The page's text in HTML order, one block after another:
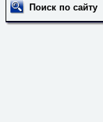
Поиск по сайту